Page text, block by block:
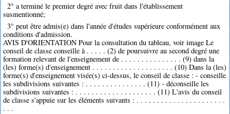
2° a terminé le premier degré avec fruit dans l'établissement
susmentionné;
3° peut être admis(e) dans l'année d'études supérieure conformément aux
conditions d'admission.
AVIS D'ORIENTATION Pour la consultation du tableau, voir image Le
conseil de classe conseille à . . . . . (2) de poursuivre au second degré une
formation relevant de l'enseignement de . . . . . . . . . . . . . . . (9) dans la
(les) forme(s) d'enseignement . . . . . . . . . . . . . . . . . . . . (10) Dans la (les)
forme(s) d'enseignement visée(s) ci-dessus, le conseil de classe : - conseille
les subdivisions suivantes : . . . . . . . . . . . . . . . (11) - déconseille les
subdivisions suivantes : . . . . . . . . . . . . . . . . . . . . (11) L'avis du conseil
de classe s'appuie sur les éléments suivants : . . . . . . . . . . . . . . . . . . . . . .
. . .